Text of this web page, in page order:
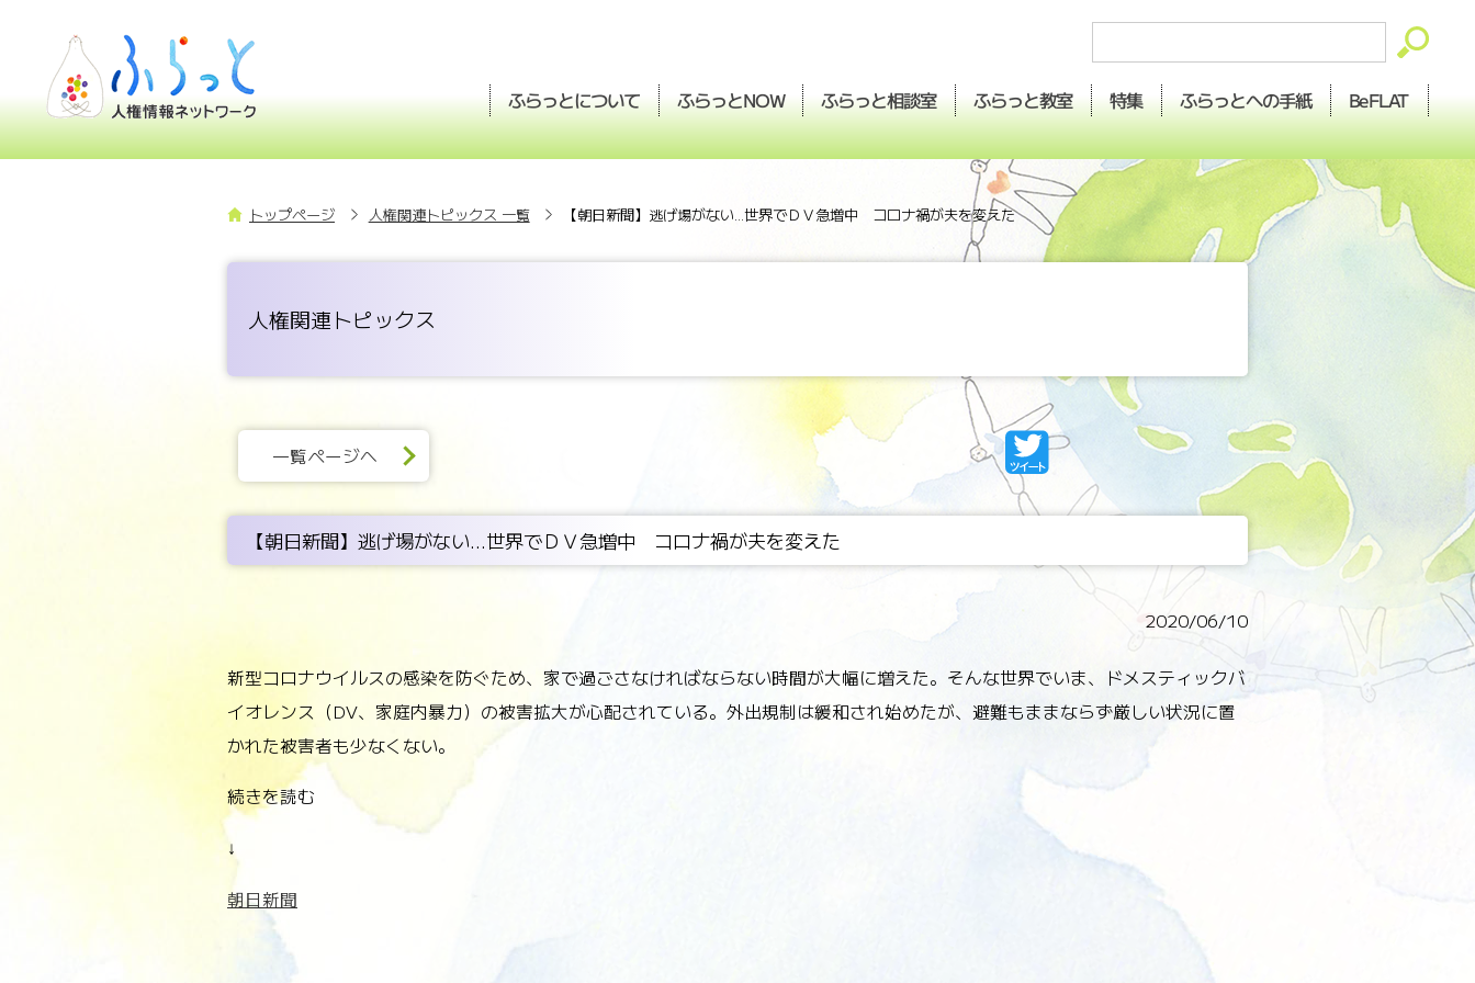
ふらっとについて ふらっとNOW ふらっと相談室 ふらっと教室 特集 ふらっとへの手紙 BeFLAT
トップページ 人権関連トピックス 一覧 【朝日新聞】逃げ場がない...世界でＤＶ急増中 コロナ禍が夫を変えた
人権関連トピックス
一覧ページへ
【朝日新聞】逃げ場がない...世界でＤＶ急増中 コロナ禍が夫を変えた
2020/06/10
新型コロナウイルスの感染を防ぐため、家で過ごさなければならない時間が大幅に増えた。そんな世界でいま、ドメスティックバ
イオレンス（DV、家庭内暴力）の被害拡大が心配されている。外出規制は緩和され始めたが、避難もままならず厳しい状況に置
かれた被害者も少なくない。
続きを読む
↓
朝日新聞